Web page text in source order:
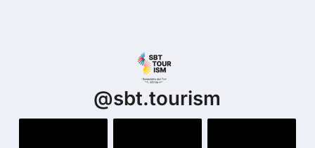
@sbt.tourism